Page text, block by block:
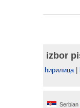
izbor
ћирилица|
Serbian